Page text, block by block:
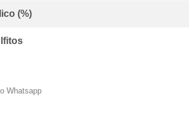
(%)
Whatsapp